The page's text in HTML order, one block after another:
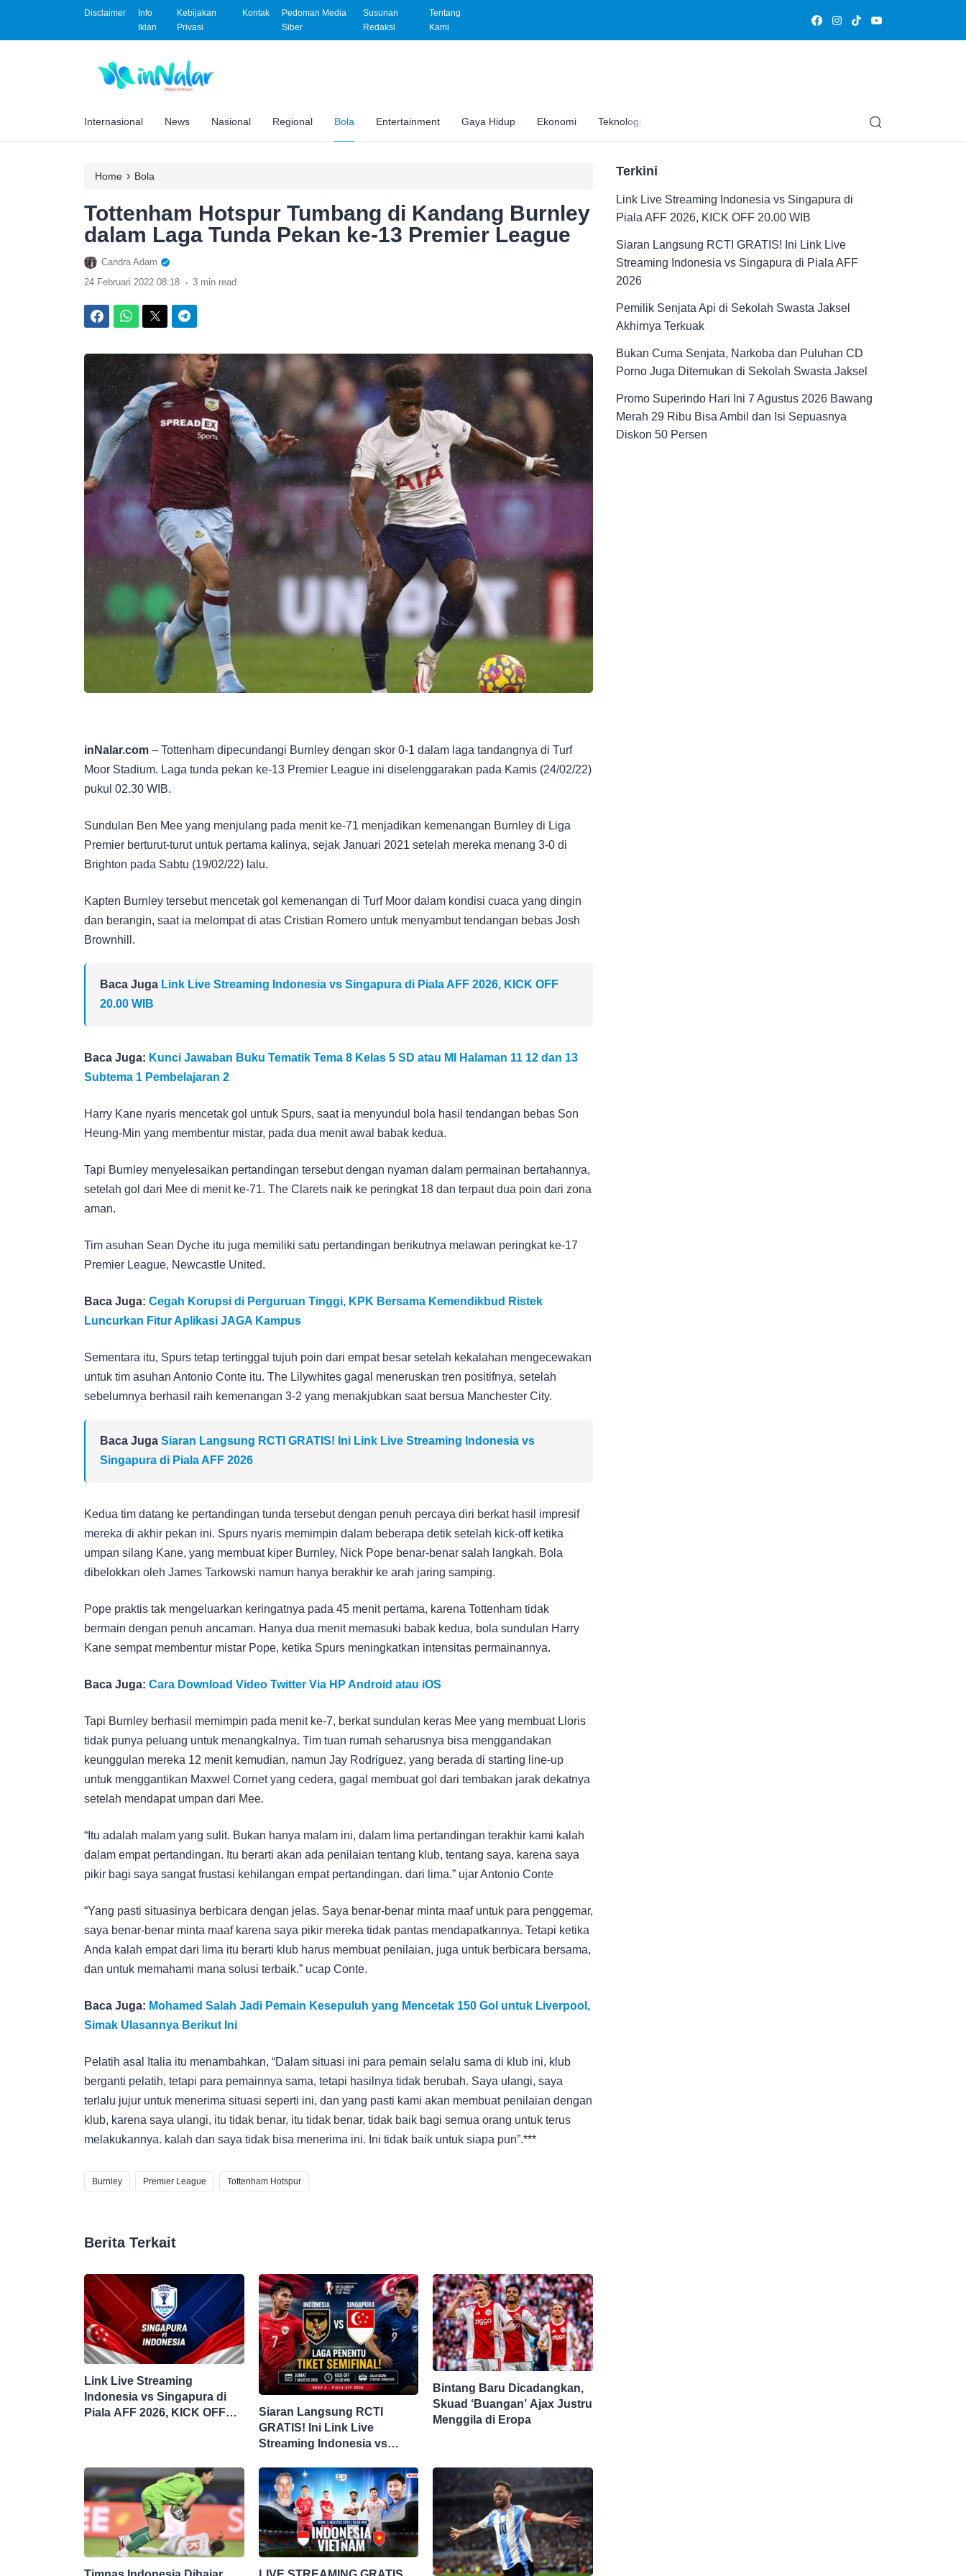
Disclaimer
Info
Iklan
Kebijakan
Privasi
Kontak
Pedoman Media
Siber
Susunan
Redaksi
Tentang
Kami
Internasional News Nasional Regional Bola Entertainment Gaya Hidup Ekonomi Teknologi Edukasi
Home › Bola
Tottenham Hotspur Tumbang di Kandang Burnley
dalam Laga Tunda Pekan ke-13 Premier League
Candra Adam
24 Februari 2022 08:18 . 3 min read
inNalar.com – Tottenham dipecundangi Burnley dengan skor 0-1 dalam laga tandangnya di Turf
Moor Stadium. Laga tunda pekan ke-13 Premier League ini diselenggarakan pada Kamis (24/02/22)
pukul 02.30 WIB.
Sundulan Ben Mee yang menjulang pada menit ke-71 menjadikan kemenangan Burnley di Liga
Premier berturut-turut untuk pertama kalinya, sejak Januari 2021 setelah mereka menang 3-0 di
Brighton pada Sabtu (19/02/22) lalu.
Kapten Burnley tersebut mencetak gol kemenangan di Turf Moor dalam kondisi cuaca yang dingin
dan berangin, saat ia melompat di atas Cristian Romero untuk menyambut tendangan bebas Josh
Brownhill.
Baca Juga Link Live Streaming Indonesia vs Singapura di Piala AFF 2026, KICK OFF
20.00 WIB
Baca Juga: Kunci Jawaban Buku Tematik Tema 8 Kelas 5 SD atau MI Halaman 11 12 dan 13
Subtema 1 Pembelajaran 2
Harry Kane nyaris mencetak gol untuk Spurs, saat ia menyundul bola hasil tendangan bebas Son
Heung-Min yang membentur mistar, pada dua menit awal babak kedua.
Tapi Burnley menyelesaikan pertandingan tersebut dengan nyaman dalam permainan bertahannya,
setelah gol dari Mee di menit ke-71. The Clarets naik ke peringkat 18 dan terpaut dua poin dari zona
aman.
Tim asuhan Sean Dyche itu juga memiliki satu pertandingan berikutnya melawan peringkat ke-17
Premier League, Newcastle United.
Baca Juga: Cegah Korupsi di Perguruan Tinggi, KPK Bersama Kemendikbud Ristek
Luncurkan Fitur Aplikasi JAGA Kampus
Sementara itu, Spurs tetap tertinggal tujuh poin dari empat besar setelah kekalahan mengecewakan
untuk tim asuhan Antonio Conte itu. The Lilywhites gagal meneruskan tren positifnya, setelah
sebelumnya berhasil raih kemenangan 3-2 yang menakjubkan saat bersua Manchester City.
Baca Juga Siaran Langsung RCTI GRATIS! Ini Link Live Streaming Indonesia vs
Singapura di Piala AFF 2026
Kedua tim datang ke pertandingan tunda tersebut dengan penuh percaya diri berkat hasil impresif
mereka di akhir pekan ini. Spurs nyaris memimpin dalam beberapa detik setelah kick-off ketika
umpan silang Kane, yang membuat kiper Burnley, Nick Pope benar-benar salah langkah. Bola
dibelokkan oleh James Tarkowski namun hanya berakhir ke arah jaring samping.
Pope praktis tak mengeluarkan keringatnya pada 45 menit pertama, karena Tottenham tidak
bermain dengan penuh ancaman. Hanya dua menit memasuki babak kedua, bola sundulan Harry
Kane sempat membentur mistar Pope, ketika Spurs meningkatkan intensitas permainannya.
Baca Juga: Cara Download Video Twitter Via HP Android atau iOS
Tapi Burnley berhasil memimpin pada menit ke-7, berkat sundulan keras Mee yang membuat Lloris
tidak punya peluang untuk menangkalnya. Tim tuan rumah seharusnya bisa menggandakan
keunggulan mereka 12 menit kemudian, namun Jay Rodriguez, yang berada di starting line-up
untuk menggantikan Maxwel Cornet yang cedera, gagal membuat gol dari tembakan jarak dekatnya
setelah mendapat umpan dari Mee.
“Itu adalah malam yang sulit. Bukan hanya malam ini, dalam lima pertandingan terakhir kami kalah
dalam empat pertandingan. Itu berarti akan ada penilaian tentang klub, tentang saya, karena saya
pikir bagi saya sangat frustasi kehilangan empat pertandingan. dari lima.” ujar Antonio Conte
“Yang pasti situasinya berbicara dengan jelas. Saya benar-benar minta maaf untuk para penggemar,
saya benar-benar minta maaf karena saya pikir mereka tidak pantas mendapatkannya. Tetapi ketika
Anda kalah empat dari lima itu berarti klub harus membuat penilaian, juga untuk berbicara bersama,
dan untuk memahami mana solusi terbaik.” ucap Conte.
Baca Juga: Mohamed Salah Jadi Pemain Kesepuluh yang Mencetak 150 Gol untuk Liverpool,
Simak Ulasannya Berikut Ini
Pelatih asal Italia itu menambahkan, “Dalam situasi ini para pemain selalu sama di klub ini, klub
berganti pelatih, tetapi para pemainnya sama, tetapi hasilnya tidak berubah. Saya ulangi, saya
terlalu jujur untuk menerima situasi seperti ini, dan yang pasti kami akan membuat penilaian dengan
klub, karena saya ulangi, itu tidak benar, itu tidak benar, tidak baik bagi semua orang untuk terus
melakukannya. kalah dan saya tidak bisa menerima ini. Ini tidak baik untuk siapa pun”.***
Burnley Premier League Tottenham Hotspur
Berita Terkait
Link Live Streaming
Indonesia vs Singapura di
Piala AFF 2026, KICK OFF
Siaran Langsung RCTI
GRATIS! Ini Link Live
Streaming Indonesia vs
Bintang Baru Dicadangkan,
Skuad ‘Buangan’ Ajax Justru
Menggila di Eropa
Terkini
Link Live Streaming Indonesia vs Singapura di
Piala AFF 2026, KICK OFF 20.00 WIB
Siaran Langsung RCTI GRATIS! Ini Link Live
Streaming Indonesia vs Singapura di Piala AFF
2026
Pemilik Senjata Api di Sekolah Swasta Jaksel
Akhirnya Terkuak
Bukan Cuma Senjata, Narkoba dan Puluhan CD
Porno Juga Ditemukan di Sekolah Swasta Jaksel
Promo Superindo Hari Ini 7 Agustus 2026 Bawang
Merah 29 Ribu Bisa Ambil dan Isi Sepuasnya
Diskon 50 Persen